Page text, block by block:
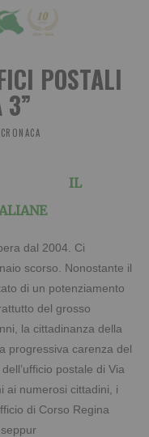
POSTALI
3”
CRONACA
IL
dal 2004. Ci
scorso. Nonostante il
di un potenziamento
del grosso
la cittadinanza della
progressiva carenza del
postale di Via
ai numerosi cittadini, i
di Corso Regina